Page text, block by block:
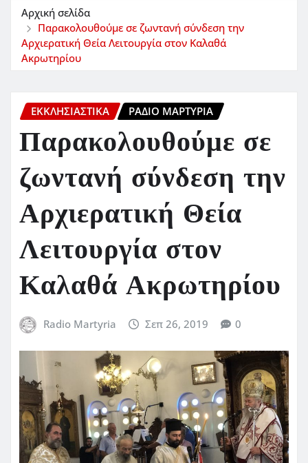
Αρχική σελίδα
Παρακολουθούμε σε ζωντανή σύνδεση την
Αρχιερατική Θεία Λειτουργία στον Καλαθά
Ακρωτηρίου
ΕΚΚΛΗΣΙΑΣΤΙΚΆ ΡΆΔΙΟ ΜΑΡΤΥΡΊΑ
Παρακολουθούμε σε
ζωντανή σύνδεση την
Αρχιερατική Θεία
Λειτουργία στον
Καλαθά Ακρωτηρίου
Radio Martyria Σεπ 26, 2019 0